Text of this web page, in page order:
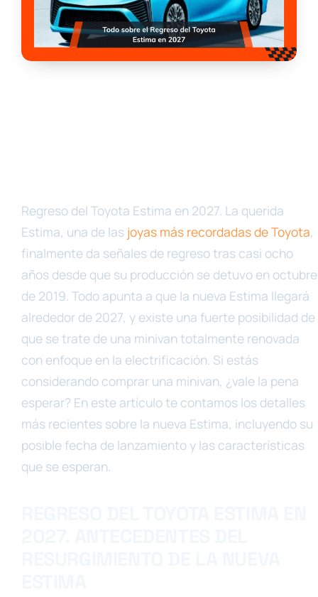
Regreso del Toyota Estima en 2027. La querida
Estima, una de las joyas más recordadas de Toyota,
finalmente da señales de regreso tras casi ocho
años desde que su producción se detuvo en octubre
de 2019. Todo apunta a que la nueva Estima llegará
alrededor de 2027, y existe una fuerte posibilidad de
que se trate de una minivan totalmente renovada
con enfoque en la electrificación. Si estás
considerando comprar una minivan, ¿vale la pena
esperar? En este artículo te contamos los detalles
más recientes sobre la nueva Estima, incluyendo su
posible fecha de lanzamiento y las características
que se esperan.